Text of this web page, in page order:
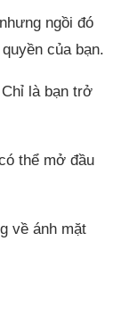
ngồi đó
của bạn.
là bạn trở
thể mở đầu
về ánh mặt